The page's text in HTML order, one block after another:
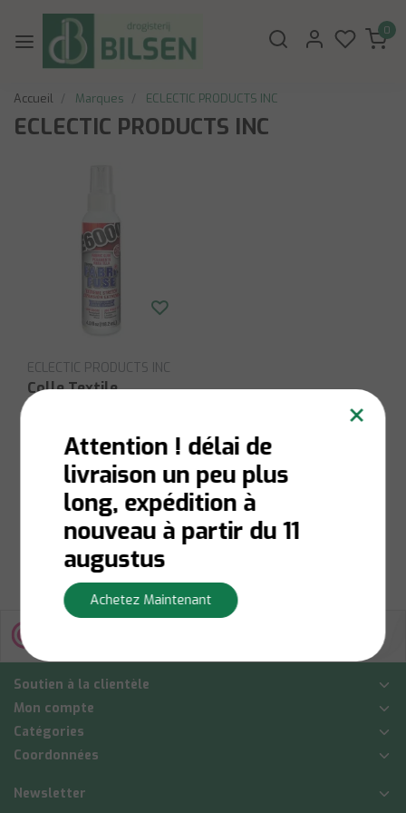
0
Accueil Marques ECLECTIC PRODUCTS INC
ECLECTIC PRODUCTS INC
ECLECTIC PRODUCTS INC
Colle Textile
Afficher
Soutien à la clientèle
Mon compte
Catégories
Coordonnées
Newsletter
×
Attention ! délai de
livraison un peu plus
long, expédition à
nouveau à partir du 11
augustus
Achetez Maintenant